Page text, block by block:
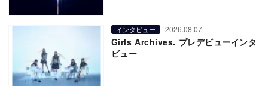
インタビュー 2026.08.07
Girls Archives. プレデビューインタ
ビュー